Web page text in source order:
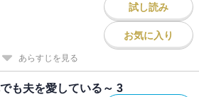
試し読み
お気に入り
あらすじを見る
も夫を愛している～ 3